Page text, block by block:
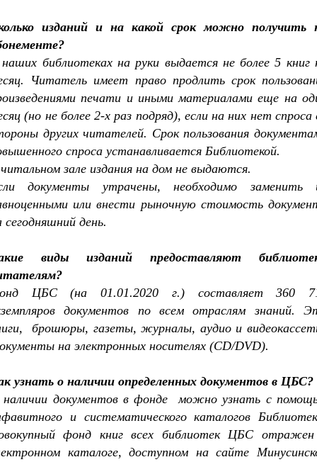
изданий и на какой срок можно получить
библиотеках на руки выдается не более 5 книг
Читатель имеет право продлить срок
печати и иными материалами еще на
(но не более 2-х раз подряд), если на них нет спроса
других читателей. Срок пользования
спроса устанавливается Библиотекой.
зале издания на дом не выдаются.
документы утрачены, необходимо заменить
или внести рыночную стоимость
сегодняшний день.
виды изданий предоставляют
ЦБС (на 01.01.2020 г.) составляет 360
документов по всем отраслям знаний.
брошюры, газеты, журналы, аудио и
на электронных носителях (CD/DVD).
узнать о наличии определенных документов в ЦБС?
документов в фонде
можно узнать с
и систематического каталогов
фонд книг всех библиотек ЦБС
каталоге, доступном на сайте